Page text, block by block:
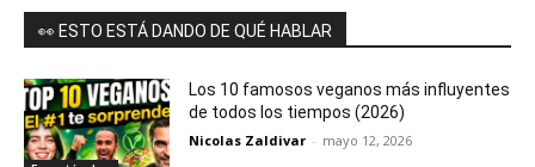
👀 ESTO ESTÁ DANDO DE QUÉ HABLAR
Los 10 famosos veganos más influyentes
de todos los tiempos (2026)
Nicolas Zaldivar - mayo 12, 2026